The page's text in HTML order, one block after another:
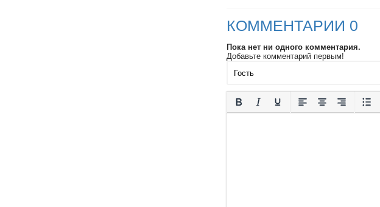
КОММЕНТАРИИ 0
Пока нет ни одного комментария.
Добавьте комментарий первым!